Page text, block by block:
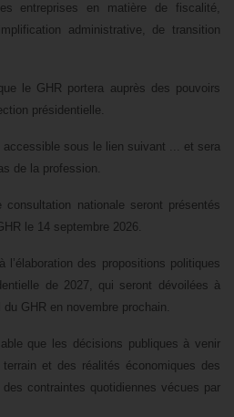
entreprises en matière de fiscalité,
administrative, de transition
le GHR portera auprès des pouvoirs
présidentielle.
accessible sous le lien suivant ... et sera
de la profession.
nationale seront présentés
le 14 septembre 2026.
l’élaboration des propositions politiques
de 2027, qui seront dévoilées à
du GHR en novembre prochain.
que les décisions publiques à venir
et des réalités économiques des
contraintes quotidiennes vécues par